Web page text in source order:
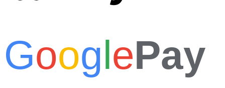
GooglePay